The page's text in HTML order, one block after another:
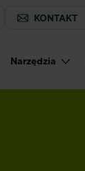
KONTAKT
Narzędzia